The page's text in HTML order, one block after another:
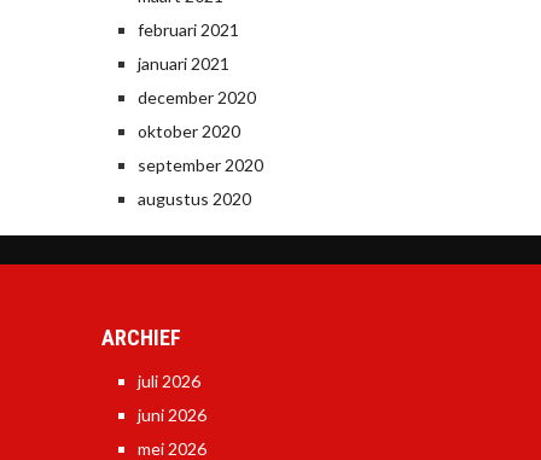
februari 2021
januari 2021
december 2020
oktober 2020
september 2020
augustus 2020
ARCHIEF
juli 2026
juni 2026
mei 2026